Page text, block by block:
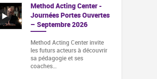
Method Acting Center -
Journées Portes Ouvertes
– Septembre 2026
Method Acting Center invite
les futurs acteurs à découvrir
sa pédagogie et ses
coaches…